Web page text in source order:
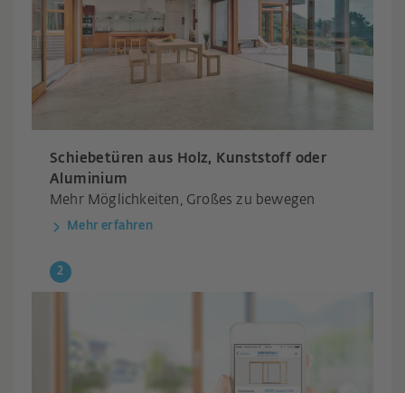
Schiebetüren aus Holz, Kunststoff oder
Aluminium
Mehr Möglichkeiten, Großes zu bewegen
Mehr erfahren